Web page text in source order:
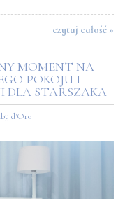
czytaj całość »
MOMENT NA
POKOJU I
DLA STARSZAKA
d'Oro